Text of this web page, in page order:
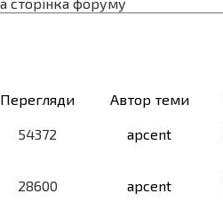
Перегляди Автор теми
54372 apcent
28600 apcent